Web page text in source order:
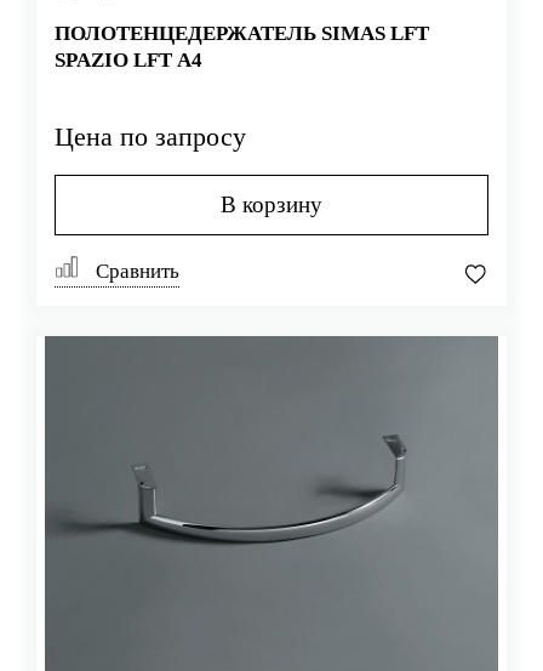
ПОЛОТЕНЦЕДЕРЖАТЕЛЬ SIMAS LFT
SPAZIO LFT A4
Цена по запросу
В корзину
Сравнить